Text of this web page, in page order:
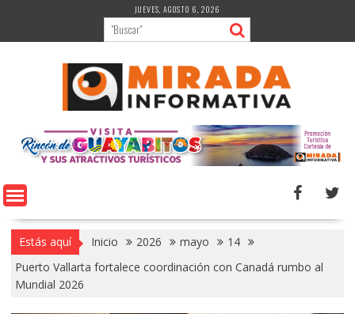
contenido
JUEVES, AGOSTO 6, 2026
Estás aquí Inicio 2026 mayo
14
Puerto Vallarta fortalece coordinación con Canadá rumbo al
Mundial 2026